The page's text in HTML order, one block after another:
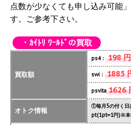
点数が少なくても申し込み可能
す。ご参考下さい。
・ｶｲﾄﾘ ﾜｰﾙﾄﾞの買取
買取額
ps4： 198
swi： 1885
psvita1626
オトク情報
①毎月5の付く日
pt(1pt=1円)※本